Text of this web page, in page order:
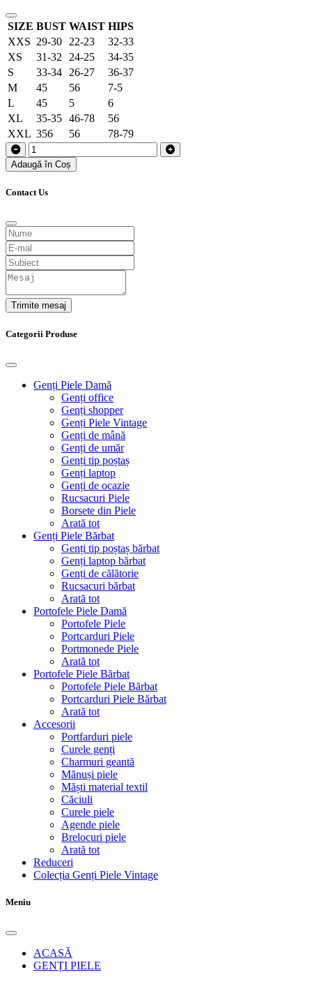
SIZE BUST WAIST HIPS
XXS 29-30 22-23
32-33
XS
31-32 24-25
34-35
S
33-34 26-27
36-37
M
45 56
7-5
L
45 5
6
XL
35-35 46-78
56
XXL 356 56 78-79
Adaugă în Coș
Contact Us
Trimite mesaj
Categorii Produse
Genți Piele Damă
Genți office
Genți shopper
Genți Piele Vintage
Genți de mână
Genți de umăr
Genți tip poștaș
Genți laptop
Genți de ocazie
Rucsacuri Piele
Borsete din Piele
Arată tot
Genți Piele Bărbat
Genți tip poștaș bărbat
Genți laptop bărbat
Genți de călătorie
Rucsacuri bărbat
Arată tot
Portofele Piele Damă
Portofele Piele
Portcarduri Piele
Portmonede Piele
Arată tot
Portofele Piele Bărbat
Portofele Piele Bărbat
Portcarduri Piele Bărbat
Arată tot
Accesorii
Portfarduri piele
Curele genți
Charmuri geantă
Mănuși piele
Măști material textil
Căciuli
Curele piele
Agende piele
Brelocuri piele
Arată tot
Reduceri
Colecția Genți Piele Vintage
Meniu
ACASĂ
GENȚI PIELE